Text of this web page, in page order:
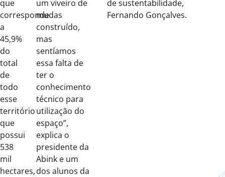
que
corresponde
a
45,9%
do
total
de
todo
esse
território
que
possui
538
mil
hectares,
um viveiro de
mudas
construído,
mas
sentíamos
essa falta de
ter o
conhecimento
técnico para
utilização do
espaço”,
explica o
presidente da
Abink e um
dos alunos da
de sustentabilidade,
Fernando Gonçalves.